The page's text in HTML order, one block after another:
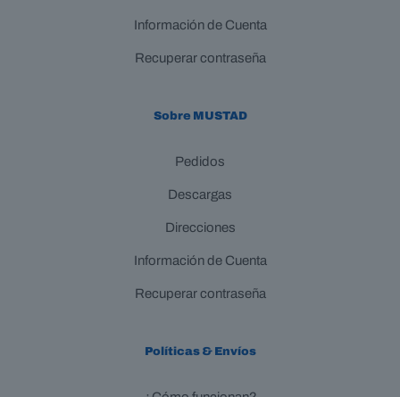
Información de Cuenta
Recuperar contraseña
Sobre MUSTAD
Pedidos
Descargas
Direcciones
Información de Cuenta
Recuperar contraseña
Políticas & Envíos